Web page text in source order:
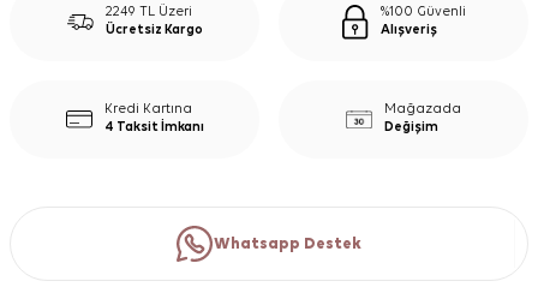
2249 TL Üzeri
Ücretsiz Kargo
%100 Güvenli
Alışveriş
Kredi Kartına
4 Taksit İmkanı
Mağazada
Değişim
Whatsapp Destek